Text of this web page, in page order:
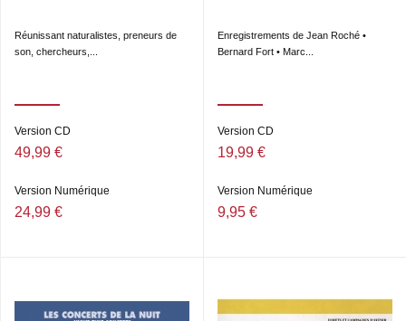
Réunissant naturalistes, preneurs de
son, chercheurs,...
Version CD
49,99 €
Version Numérique
24,99 €
Enregistrements de Jean Roché •
Bernard Fort • Marc...
Version CD
19,99 €
Version Numérique
9,95 €